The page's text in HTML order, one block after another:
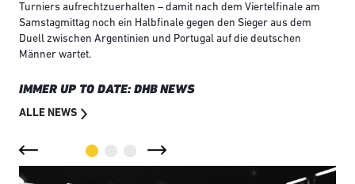
Turniers aufrechtzuerhalten – damit nach dem Viertelfinale am
Samstagmittag noch ein Halbfinale gegen den Sieger aus dem
Duell zwischen Argentinien und Portugal auf die deutschen
Männer wartet.
IMMER UP TO DATE: DHB NEWS
ALLE NEWS